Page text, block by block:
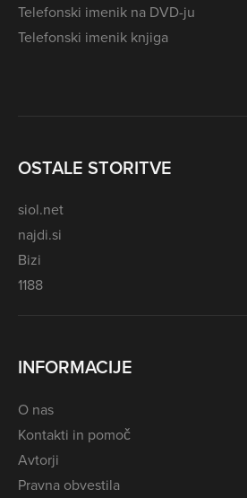
Telefonski imenik na DVD-ju
Telefonski imenik knjiga
OSTALE STORITVE
siol.net
najdi.si
Bizi
1188
INFORMACIJE
O nas
Kontakti in pomoč
Avtorji
Pravna obvestila